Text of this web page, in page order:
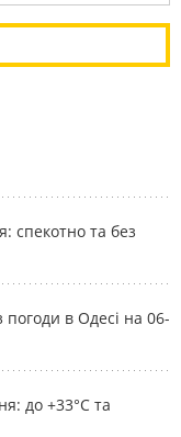
спекотно та без
в Одесі на 06-
до +33°С та